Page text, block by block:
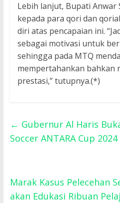
Lebih lanjut, Bupati Anwar
kepada para qori dan
diri atas pencapaian ini.
sebagai motivasi untuk
sehingga pada MTQ
mempertahankan bahkan
prestasi,” tutupnya.(*)
← Gubernur Al Haris
Soccer ANTARA Cup 2024
Marak Kasus Pelecehan
akan Edukasi Ribuan